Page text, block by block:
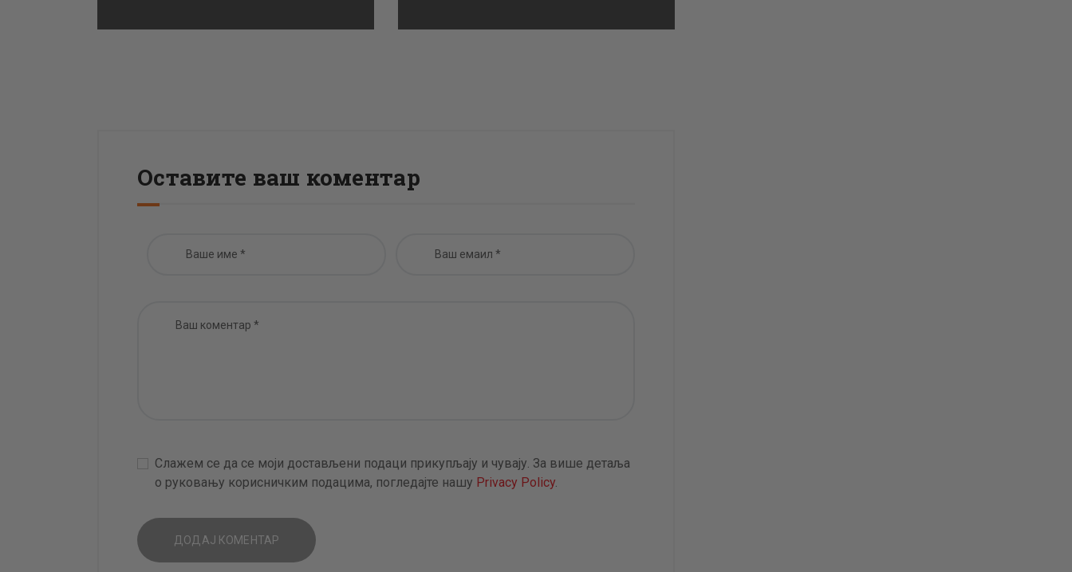
Оставите ваш коментар
Слажем се да се моји достављени подаци прикупљају и чувају. За више детаља
о руковању корисничким подацима, погледајте нашу Privacy Policy.